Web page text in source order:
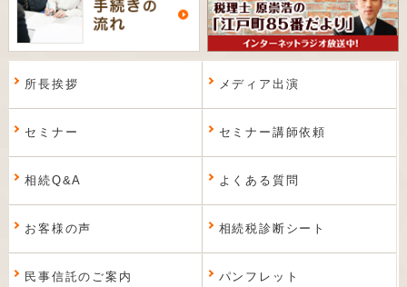
所長挨拶 メディア出演
セミナー セミナー講師依頼
相続Q&A よくある質問
お客様の声 相続税診断シート
民事信託のご案内 パンフレット